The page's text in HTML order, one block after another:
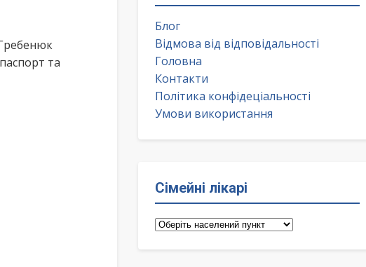
та
Блог
Відмова від відповідальності
Головна
Контакти
Політика конфідеціальності
Умови використання
Сімейні лікарі
Сімейні